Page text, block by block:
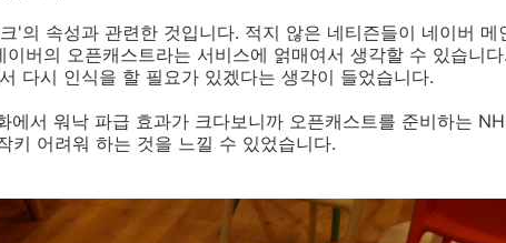
'의 속성과 관련한 것입니다. 적지 않은 네티즌들이 네이버
버의 오픈캐스트라는 서비스에 얽매여서 생각할 수 있습니
다시 인식을 할 필요가 있겠다는 생각이 들었습니다.
에서 워낙 파급 효과가 크다보니까 오픈캐스트를 준비하는
키 어려워 하는 것을 느낄 수 있었습니다.